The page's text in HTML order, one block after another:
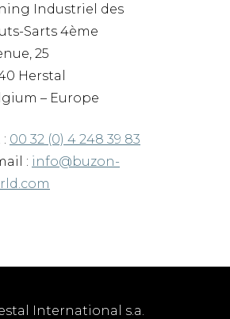
Industriel des
Sarts 4ème
25
Herstal
– Europe
: 00 32 (0) 4 248 39 83
: info@buzon-
International s.a.